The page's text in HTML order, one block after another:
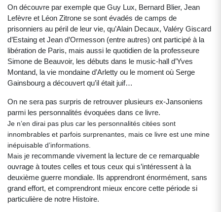
On découvre par exemple que Guy Lux, Bernard Blier, Jean
Lefèvre et Léon Zitrone se sont évadés de camps de
prisonniers au péril de leur vie, qu’Alain Decaux, Valéry Giscard
d’Estaing et Jean d’Ormesson (entre autres) ont participé à la
libération de Paris, mais aussi le quotidien de la professeure
Simone de Beauvoir, les débuts dans le music-hall d’Yves
Montand, la vie mondaine d’Arletty ou le moment où Serge
Gainsbourg a découvert qu’il était juif…
On ne sera pas surpris de retrouver plusieurs ex-Jansoniens
parmi les personnalités évoquées dans ce livre.
Je n’en dirai pas plus car les personnalités citées sont
innombrables et parfois surprenantes, mais ce livre est une mine
inépuisable d’informations.
Mais je recommande vivement la lecture de ce remarquable
ouvrage à toutes celles et tous ceux qui s’intéressent à la
deuxième guerre mondiale. Ils apprendront énormément, sans
grand effort, et comprendront mieux encore cette période si
particulière de notre Histoire.